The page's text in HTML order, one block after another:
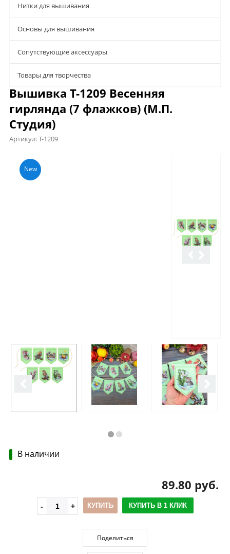
Нитки для вышивания
Основы для вышивания
Сопутствующие аксессуары
Товары для творчества
Вышивка Т-1209 Весенняя
гирлянда (7 флажков) (М.П.
Студия)
Артикул:Т-1209
Описание
New
В наличии
89.80 руб.
КУПИТЬ КУПИТЬ В 1 КЛИК
Поделиться